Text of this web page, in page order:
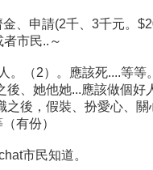
、申請(2千、3千元。
者市民..～
。（2）。應該死....等等
後、她他她...應該做個好
之後，假裝、扮愛心、關
有份）
市民知道。